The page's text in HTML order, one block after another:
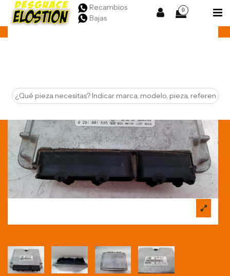
Recambios
Bajas
0